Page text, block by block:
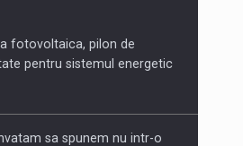
- Business Evolution-
STRATEGY-Finantare
fotovoltaica, pilon de
pentru sistemul energetic
sa spunem nu intr-o